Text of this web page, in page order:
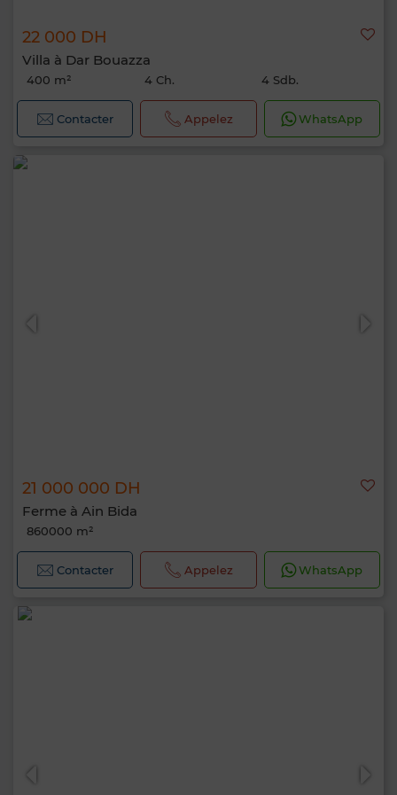
22 000 DH
Villa à Dar Bouazza
400 m² 4 Ch. 4 Sdb.
Contacter Appelez WhatsApp
21 000 000 DH
Ferme à Ain Bida
860000 m²
Contacter Appelez WhatsApp